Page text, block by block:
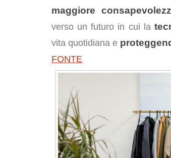
maggiore
verso un futuro in cui la
vita quotidiana e
FONTE